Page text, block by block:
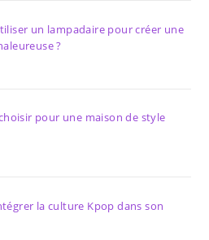
un lampadaire pour créer une
?
pour une maison de style
la culture Kpop dans son